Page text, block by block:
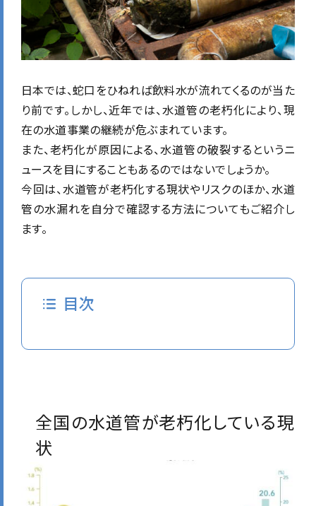
日本では、蛇口をひねれば飲料水が流れてくるのが当た
り前です。 しかし、近年では、水道管の老朽化により、現
在の水道事業の継続が危ぶまれています。
また、老朽化が原因による、水道管の破裂するというニ
ュースを目にすることもあるのではないでしょうか。
今回は、水道管が老朽化する現状やリスクのほか、水道
管の水漏れを自分で確認する方法についてもご紹介し
ます。
目次
全国の水道管が老朽化している現
状